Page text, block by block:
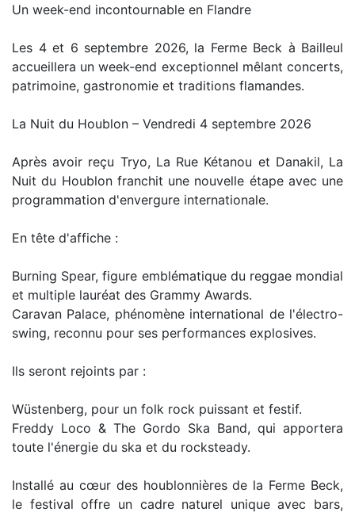
Un week-end incontournable en Flandre
Les 4 et 6 septembre 2026, la Ferme Beck à Bailleul
accueillera un week-end exceptionnel mêlant concerts,
patrimoine, gastronomie et traditions flamandes.
La Nuit du Houblon – Vendredi 4 septembre 2026
Après avoir reçu Tryo, La Rue Kétanou et Danakil, La
Nuit du Houblon franchit une nouvelle étape avec une
programmation d'envergure internationale.
En tête d'affiche :
Burning Spear, figure emblématique du reggae mondial
et multiple lauréat des Grammy Awards.
Caravan Palace, phénomène international de l'électro-
swing, reconnu pour ses performances explosives.
Ils seront rejoints par :
Wüstenberg, pour un folk rock puissant et festif.
Freddy Loco & The Gordo Ska Band, qui apportera
toute l'énergie du ska et du rocksteady.
Installé au cœur des houblonnières de la Ferme Beck,
le festival offre un cadre naturel unique avec bars,